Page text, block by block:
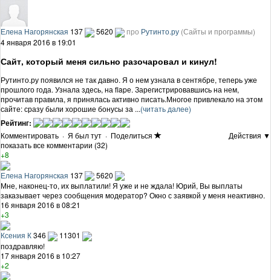
Елена Нагорянская 137 5620 про Рутинто.ру (Сайты и программы)
4 января 2016 в 19:01
Сайт, который меня сильно разочаровал и кинул!
Рутинто.ру появился не так давно. Я о нем узнала в сентябре, теперь уже
прошлого года. Узнала здесь, на flapе. Зарегистрировавшись на нем,
прочитав правила, я принялась активно писать.Многое привлекало на этом
сайте: сразу были хорошие бонусы за ...(читать далее)
Рейтинг:
Комментировать · Я был тут · Поделиться
Действия ▼
показать все комментарии (32)
+8
Елена Нагорянская 137
5620
Мне, наконец-то, их выплатили! Я уже и не ждала! Юрий, Вы выплаты
заказывает через сообщения модератор? Окно с заявкой у меня неактивно.
16 января 2016 в 08:21
+3
Ксения К346
11301
поздравляю!
17 января 2016 в 10:27
+2